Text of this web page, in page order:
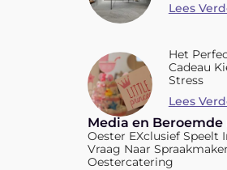
Lees
Het
Cadeau
Stress
Lees
Media en Beroemde
Oester EXclusief Speelt
Vraag Naar
Oestercatering